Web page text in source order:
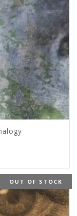
OUT OF STOCK